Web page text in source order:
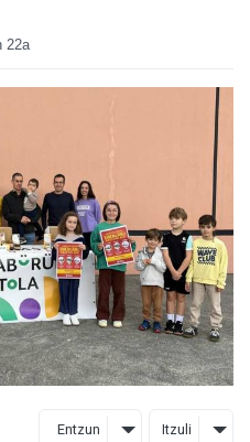
22a
Entzun Itzuli